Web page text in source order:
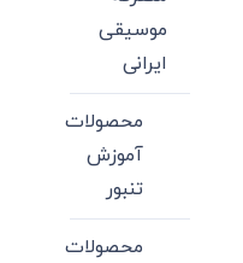
موسیقی
ایرانی
محصولات
آموزش
تنبور
محصولات